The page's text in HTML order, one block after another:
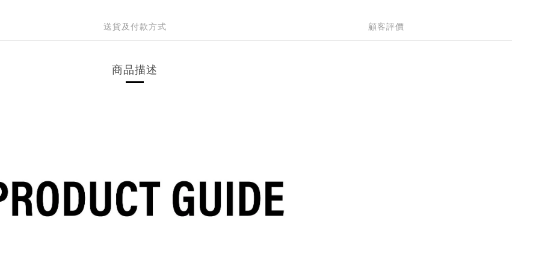
送貨及付款方式 顧客評價
商品描述